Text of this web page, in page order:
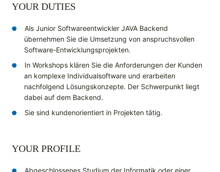
YOUR DUTIES
Als Junior Softwareentwickler JAVA Backend
übernehmen Sie die Umsetzung von anspruchsvollen
Software-Entwicklungsprojekten.
In Workshops klären Sie die Anforderungen der Kunden
an komplexe Individualsoftware und erarbeiten
nachfolgend Lösungskonzepte. Der Schwerpunkt liegt
dabei auf dem Backend.
Sie sind kundenorientiert in Projekten tätig.
YOUR PROFILE